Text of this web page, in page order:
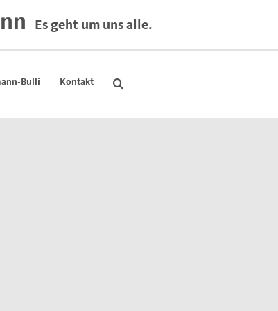
Es geht um uns alle.
Bulli Kontakt